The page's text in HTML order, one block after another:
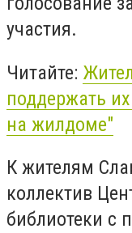
участия.
Читайте:
поддержать
на жилдоме"
К жителям
коллектив
библиотеки с